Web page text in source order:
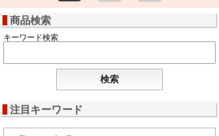
商品検索
キーワード検索
注目キーワード